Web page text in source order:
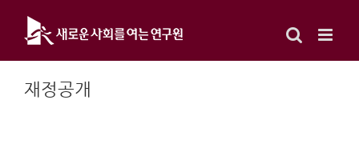
content
재정공개